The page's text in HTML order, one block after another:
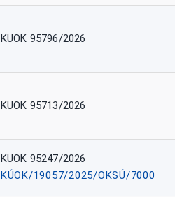
KUOK 95796/2026
KUOK 95713/2026
KUOK 95247/2026
KÚOK/19057/2025/OKSÚ/7000